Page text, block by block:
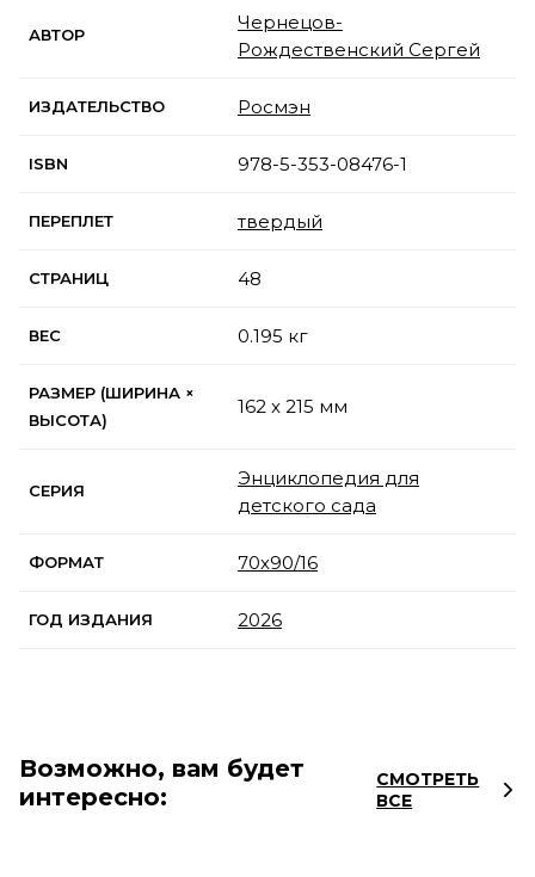
АВТОР
Чернецов-
Рождественский Сергей
ИЗДАТЕЛЬСТВО Росмэн
ISBN 978-5-353-08476-1
ПЕРЕПЛЕТ твердый
СТРАНИЦ 48
ВЕС 0.195 кг
РАЗМЕР (ШИРИНА ×
ВЫСОТА)
162 x 215 мм
СЕРИЯ
Энциклопедия для
детского сада
ФОРМАТ 70х90/16
ГОД ИЗДАНИЯ 2026
Возможно, вам будет
интересно:
СМОТРЕТЬ
ВСЕ